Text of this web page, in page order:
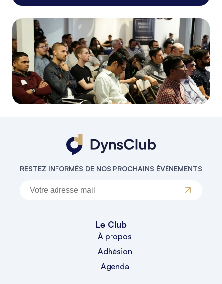
RESTEZ INFORMÉS DE NOS PROCHAINS ÉVÉNEMENTS
Le Club
À propos
Adhésion
Agenda